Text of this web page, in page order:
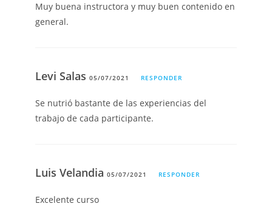
Muy buena instructora y muy buen contenido en
general.
Levi Salas05/07/2021 RESPONDER
Se nutrió bastante de las experiencias del
trabajo de cada participante.
Luis Velandia05/07/2021 RESPONDER
Excelente curso